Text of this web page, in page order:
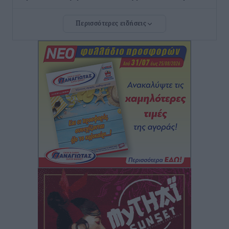
εφησυχασμού» – Σε πλήρη ετοιμότητα ο μηχανισμός
Ειδήσεις• πριν 7 ώρες
Καιρός: Επιμένουν οι υψηλές θερμοκρασίες – Ισχυρά
μελτέμια έως 9 μποφόρ, σε «Red Code» 6 περιοχές
Τοπικές Ειδήσεις πριν 8 ώρες
Τα φοιτητικά ενοίκια «τινάζουν στον αέρα» τους
οικογενειακούς προϋπολογισμούς
Ειδήσεις• πριν 8 ώρες
Δύο νέοι ξενώνες παραδόθηκαν στις Ένοπλες
Δυνάμεις στη νήσο Ρω
Τοπικές Ειδήσεις πριν 8 ώρες
Περισσότερες ειδήσεις